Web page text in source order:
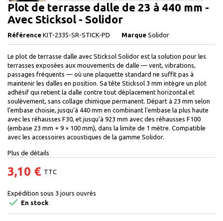
Plot de terrasse dalle de 23 à 440 mm -
Avec Sticksol - Solidor
Référence KIT-2335-SR-STICK-PD Marque Solidor
Le plot de terrasse dalle avec Sticksol Solidor est la solution pour les
terrasses exposées aux mouvements de dalle — vent, vibrations,
passages fréquents — où une plaquette standard ne suffit pas à
maintenir les dalles en position. Sa tête Sticksol 3 mm intègre un plot
adhésif qui retient la dalle contre tout déplacement horizontal et
soulèvement, sans collage chimique permanent. Départ à 23 mm selon
l'embase choisie, jusqu'à 440 mm en combinant l'embase la plus haute
avec les réhausses F30, et jusqu'à 923 mm avec des réhausses F100
(embase 23 mm + 9 × 100 mm), dans la limite de 1 mètre. Compatible
avec les accessoires acoustiques de la gamme Solidor.
Plus de détails
3,10 € TTC
Expédition sous 3 jours ouvrés
 En stock